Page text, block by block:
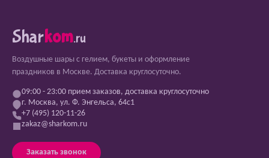
Sharkom.ru
Воздушные шары с гелием, букеты и оформление
праздников в Москве. Доставка круглосуточно.
09:00 - 23:00 прием заказов, доставка круглосуточно
г. Москва, ул. Ф. Энгельса, 64с1
+7 (495) 120-11-26
zakaz@sharkom.ru
Заказать звонок